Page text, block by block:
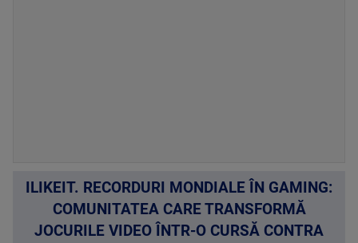
ILIKEIT. RECORDURI MONDIALE ÎN GAMING:
COMUNITATEA CARE TRANSFORMĂ
JOCURILE VIDEO ÎNTR-O CURSĂ CONTRA